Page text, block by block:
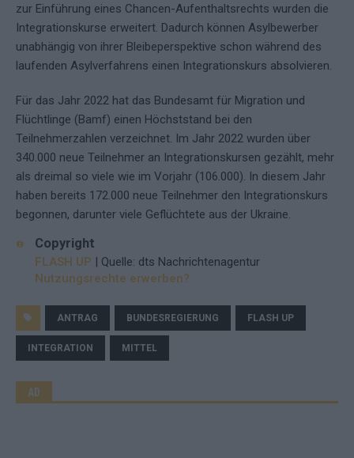
zur Einführung eines Chancen-Aufenthaltsrechts wurden die
Integrationskurse erweitert. Dadurch können Asylbewerber
unabhängig von ihrer Bleibeperspektive schon während des
laufenden Asylverfahrens einen Integrationskurs absolvieren.
Für das Jahr 2022 hat das Bundesamt für Migration und
Flüchtlinge (Bamf) einen Höchststand bei den
Teilnehmerzahlen verzeichnet. Im Jahr 2022 wurden über
340.000 neue Teilnehmer an Integrationskursen gezählt, mehr
als dreimal so viele wie im Vorjahr (106.000). In diesem Jahr
haben bereits 172.000 neue Teilnehmer den Integrationskurs
begonnen, darunter viele Geflüchtete aus der Ukraine.
Copyright
FLASH UP | Quelle: dts Nachrichtenagentur
Nutzungsrechte erwerben?
ANTRAG BUNDESREGIERUNG FLASH UP
INTEGRATION MITTEL
AD